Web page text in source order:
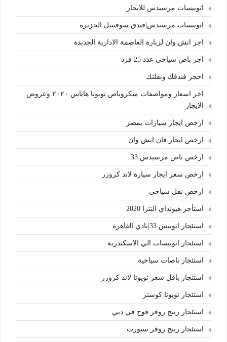
اتوبيسات مرسيدس للايجار
اتوبيسات مرسيدس|فندق سوفيتيل الجزيرة
اجر اتش وان لزيارة العاصمة الادارية الجديدة
اجر باص سياحي عدد 25 فرد
احجز فندقك ونقلتك
اخر اسعار ومواصفات ميكروباص تويوتا هاياس ٢٠٢٠ وعروض
الايجار
ارخص ايجار سيارات بمصر
ارخص ايجار فان اتش وان
ارخص باص مرسيدس 33
ارخص سعر ايجار سيارة لاند كروزر
ارخص نقل سياحي
استأجر هيونداي النترا 2020
استئجار اتوبيس 33|نادي القاهرة
استئجار اتوبيسات الي الاسكندرية
استئجار باصات سياحية
استئجار باقل سعر تويوتا لاند كروزر
استئجار تويوتا كوستر
استئجار رينج روفر فوج في دبي
استئجار رينج روڤر سبورت